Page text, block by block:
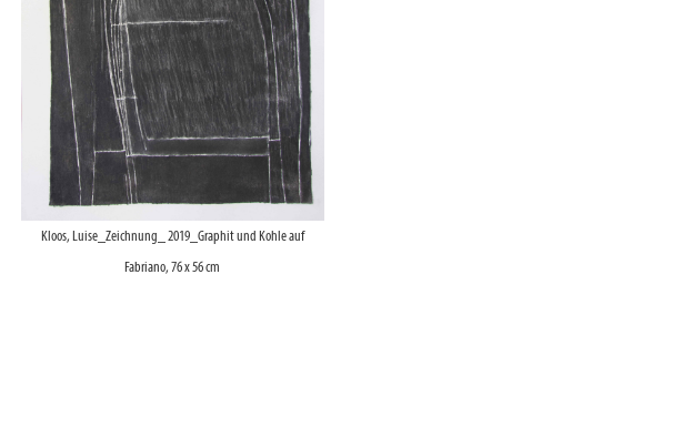
Kloos, Luise_Zeichnung_ 2019_Graphit und Kohle auf
Fabriano, 76 x 56 cm